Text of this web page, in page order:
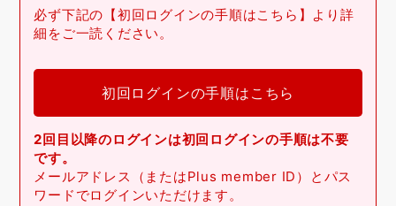
必ず下記の【初回ログインの手順はこちら】より詳
細をご一読ください。
初回ログインの手順はこちら
2回目以降のログインは初回ログインの手順は不要
です。
メールアドレス（またはPlus member ID）とパス
ワードでログインいただけます。